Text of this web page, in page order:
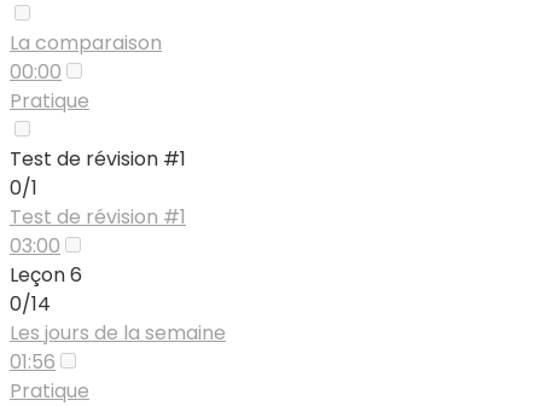
La comparaison
00:00
Pratique
Test de révision #1
0/1
Test de révision #1
03:00
Leçon 6
0/14
Les jours de la semaine
01:56
Pratique